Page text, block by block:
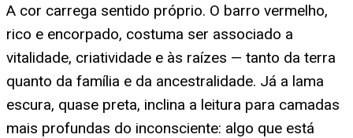
A cor carrega sentido próprio. O barro vermelho,
rico e encorpado, costuma ser associado a
vitalidade, criatividade e às raízes — tanto da terra
quanto da família e da ancestralidade. Já a lama
escura, quase preta, inclina a leitura para camadas
mais profundas do inconsciente: algo que está